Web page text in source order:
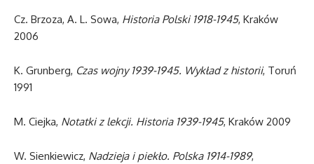
Cz. Brzoza, A. L. Sowa, Historia Polski 1918-1945, Kraków
2006
K. Grunberg, Czas wojny 1939-1945. Wykład z historii, Toruń
1991
M. Ciejka, Notatki z lekcji. Historia 1939-1945, Kraków 2009
W. Sienkiewicz, Nadzieja i piekło. Polska 1914-1989,